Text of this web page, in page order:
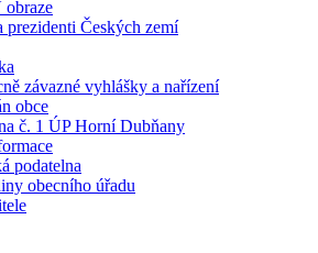
prezidenti Českých zemí
závazné vyhlášky a nařízení
obce
č. 1 ÚP Horní Dubňany
podatelna
obecního úřadu